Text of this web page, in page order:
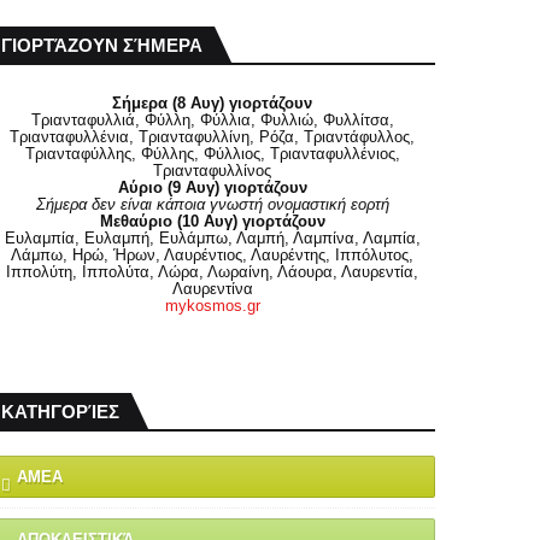
ΓΙΟΡΤΆΖΟΥΝ ΣΉΜΕΡΑ
Σήμερα (8 Αυγ) γιορτάζουν
Τριανταφυλλιά, Φύλλη, Φύλλια, Φυλλιώ, Φυλλίτσα,
Τριανταφυλλένια, Τριανταφυλλίνη, Ρόζα, Τριαντάφυλλος,
Τριανταφύλλης, Φύλλης, Φύλλιος, Τριανταφυλλένιος,
Τριανταφυλλίνος
Αύριο (9 Αυγ) γιορτάζουν
Σήμερα δεν είναι κάποια γνωστή ονομαστική εορτή
Μεθαύριο (10 Αυγ) γιορτάζουν
Ευλαμπία, Ευλαμπή, Ευλάμπω, Λαμπή, Λαμπίνα, Λαμπία,
Λάμπω, Ηρώ, Ήρων, Λαυρέντιος, Λαυρέντης, Ιππόλυτος,
Ιππολύτη, Ιππολύτα, Λώρα, Λωραίνη, Λάουρα, Λαυρεντία,
Λαυρεντίνα
mykosmos.gr
ΚΑΤΗΓΟΡΊΕΣ
ΑΜΕΑ